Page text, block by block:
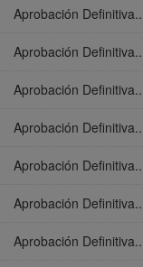
Aprobación
Aprobación
Aprobación
Aprobación
Aprobación
Aprobación
Aprobación